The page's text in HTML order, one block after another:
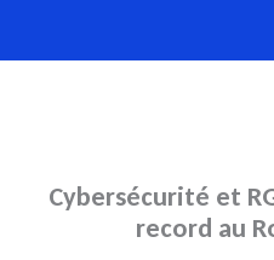
au
Cybersécurité et
record au